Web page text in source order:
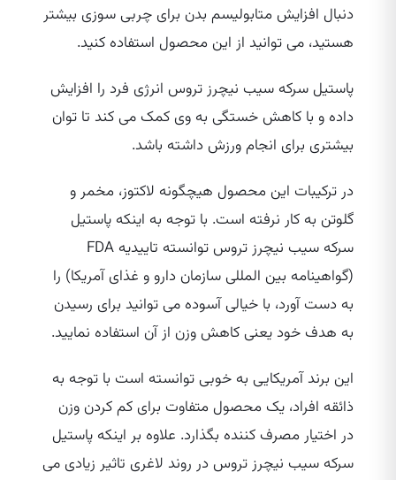
دنبال افزایش متابولیسم بدن برای چربی سوزی بیشتر
هستید، می‌ توانید از این محصول استفاده کنید.
پاستیل سرکه سیب نیچرز تروس انرژی فرد را افزایش
داده و با کاهش خستگی به وی کمک می‌ کند تا توان
بیشتری برای انجام ورزش داشته باشد.
در ترکیبات این محصول هیچگونه لاکتوز، مخمر و
گلوتن به کار نرفته است. با توجه به اینکه پاستیل
سرکه سیب نیچرز تروس توانسته تاییدیه FDA
(گواهینامه بین المللی سازمان دارو و غذای آمریکا) را
به دست آورد، با خیالی آسوده می‌ توانید برای رسیدن
به هدف خود یعنی کاهش وزن از آن استفاده نمایید.
این برند آمریکایی به خوبی توانسته است با توجه به
ذائقه افراد، یک محصول متفاوت برای کم کردن وزن
در اختیار مصرف کننده بگذارد. علاوه بر اینکه پاستیل
سرکه سیب نیچرز تروس در روند لاغری تاثیر زیادی می‌